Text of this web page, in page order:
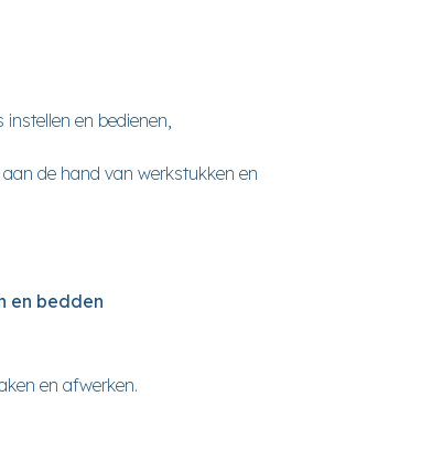
en bedienen,
de hand van werkstukken en
en bedden
en afwerken.